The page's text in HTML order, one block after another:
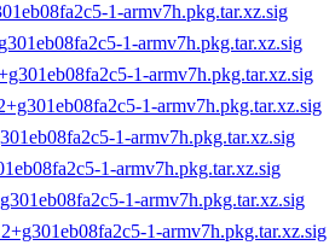
1-armv7h.pkg.tar.xz.sig
1-armv7h.pkg.tar.xz.sig
1-armv7h.pkg.tar.xz.sig
1-armv7h.pkg.tar.xz.sig
1-armv7h.pkg.tar.xz.sig
1-armv7h.pkg.tar.xz.sig
1-armv7h.pkg.tar.xz.sig
1-armv7h.pkg.tar.xz.sig